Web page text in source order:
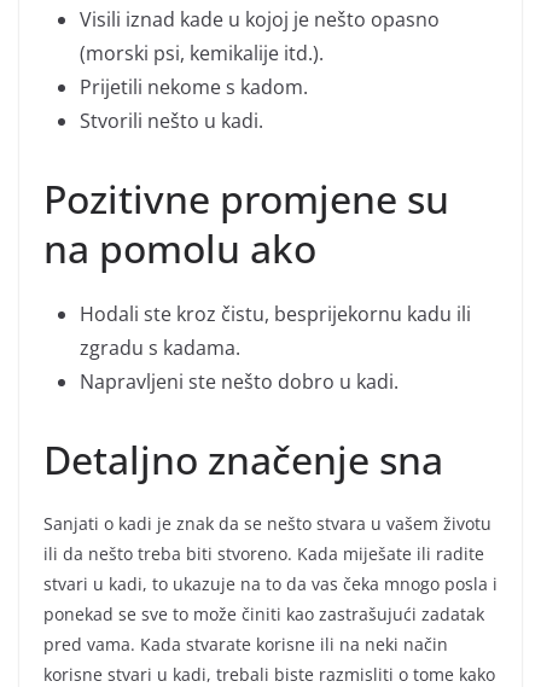
Visili iznad kade u kojoj je nešto opasno
(morski psi, kemikalije itd.).
Prijetili nekome s kadom.
Stvorili nešto u kadi.
Pozitivne promjene su
na pomolu ako
Hodali ste kroz čistu, besprijekornu kadu ili
zgradu s kadama.
Napravljeni ste nešto dobro u kadi.
Detaljno značenje sna
Sanjati o kadi je znak da se nešto stvara u vašem životu
ili da nešto treba biti stvoreno. Kada miješate ili radite
stvari u kadi, to ukazuje na to da vas čeka mnogo posla i
ponekad se sve to može činiti kao zastrašujući zadatak
pred vama. Kada stvarate korisne ili na neki način
korisne stvari u kadi, trebali biste razmisliti o tome kako